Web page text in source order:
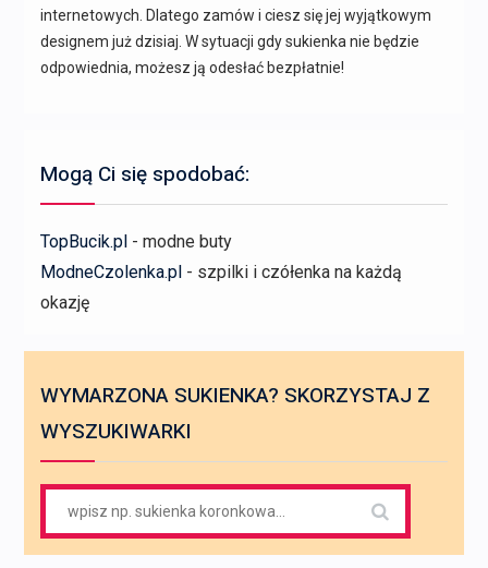
internetowych. Dlatego zamów i ciesz się jej wyjątkowym
designem już dzisiaj. W sytuacji gdy sukienka nie będzie
odpowiednia, możesz ją odesłać bezpłatnie!
Mogą Ci się spodobać:
TopBucik.pl - modne buty
ModneCzolenka.pl - szpilki i czółenka na każdą
okazję
WYMARZONA SUKIENKA? SKORZYSTAJ Z
WYSZUKIWARKI
for: